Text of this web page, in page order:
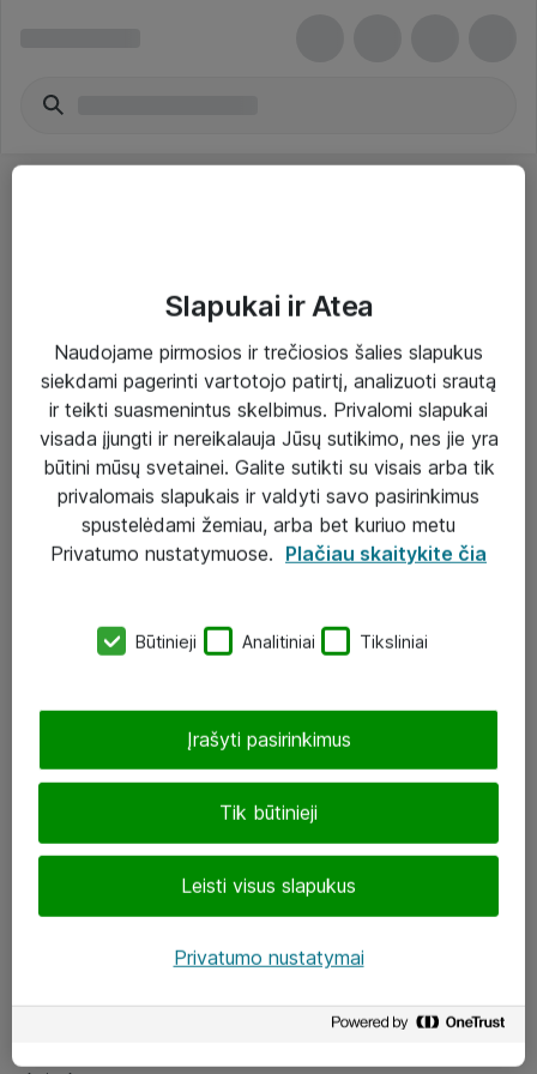
Paslaugos
Sprendimai
Įgyvendinti projektai
Atea ekspertų patarimai verslui
eShop@atea.lt
LinkedIn
Slapukai ir Atea
Naudojame pirmosios ir trečiosios šalies slapukus
siekdami pagerinti vartotojo patirtį, analizuoti srautą
ir teikti suasmenintus skelbimus. Privalomi slapukai
visada įjungti ir nereikalauja Jūsų sutikimo, nes jie yra
būtini mūsų svetainei. Galite sutikti su visais arba tik
privalomais slapukais ir valdyti savo pasirinkimus
spustelėdami žemiau, arba bet kuriuo metu
Privatumo nustatymuose. Plačiau skaitykite čia
Būtinieji Analitiniai Tiksliniai
Tik būtinieji
Leisti visus slapukus
Įrašyti pasirinkimus
Privatumo nustatymai